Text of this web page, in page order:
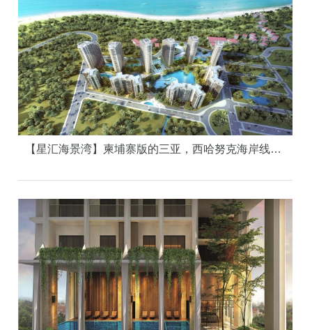
【星汇海景湾】柬埔寨版的三亚，西哈努克海岸线上的世界级海景大盘